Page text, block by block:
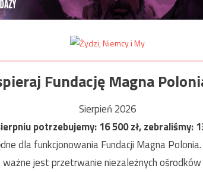
Fundację Magna
Sierpień 2026
potrzebujemy:16 500zł, zebraliśmy:
dla funkcjonowania Fundacji Magna Polonia.
jest przetrwanie niezależnych